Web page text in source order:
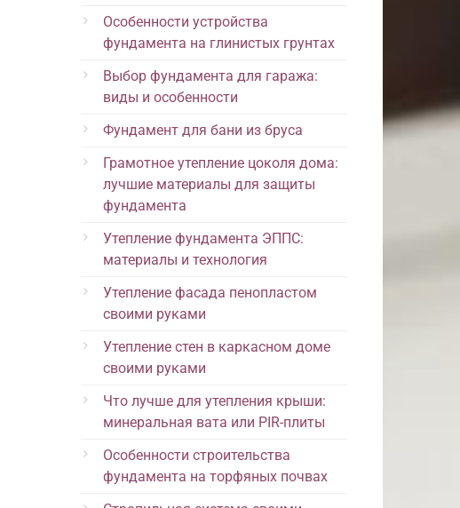
Особенности устройства
фундамента на глинистых грунтах
Выбор фундамента для гаража:
виды и особенности
Фундамент для бани из бруса
Грамотное утепление цоколя дома:
лучшие материалы для защиты
фундамента
Утепление фундамента ЭППС:
материалы и технология
Утепление фасада пенопластом
своими руками
Утепление стен в каркасном доме
своими руками
Что лучше для утепления крыши:
минеральная вата или PIR-плиты
Особенности строительства
фундамента на торфяных почвах